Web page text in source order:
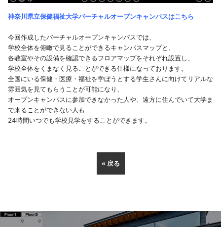
神奈川県立保健福祉大学バーチャルオープンキャンパスはこちら
今回作成したバーチャルオープンキャンパスでは、
学校全体を俯瞰で見ることができるキャンパスマップと、
各教室やその設備を確認できるフロアマップをそれぞれ設置し、
学校全体をくまなく見ることができる仕様になっております。
全国にいる保健・医療・福祉を学ぼうとする学生さんに向けてリアルな
雰囲気を見てもらうことが可能になり、
オープンキャンパスに参加できなかった人や、遠方に住んでいて大学ま
で来ることができない人も
24時間いつでも学校見学をすることができます。
« 戻る